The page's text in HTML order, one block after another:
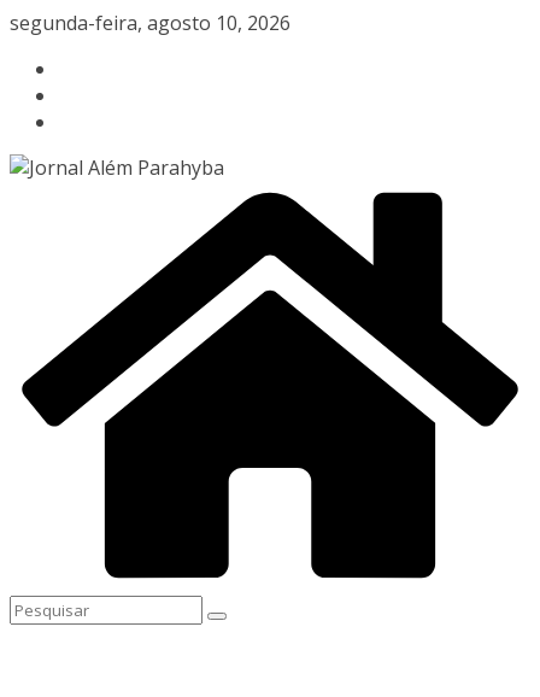
Pular
conteúdo
segunda-feira, agosto 10, 2026